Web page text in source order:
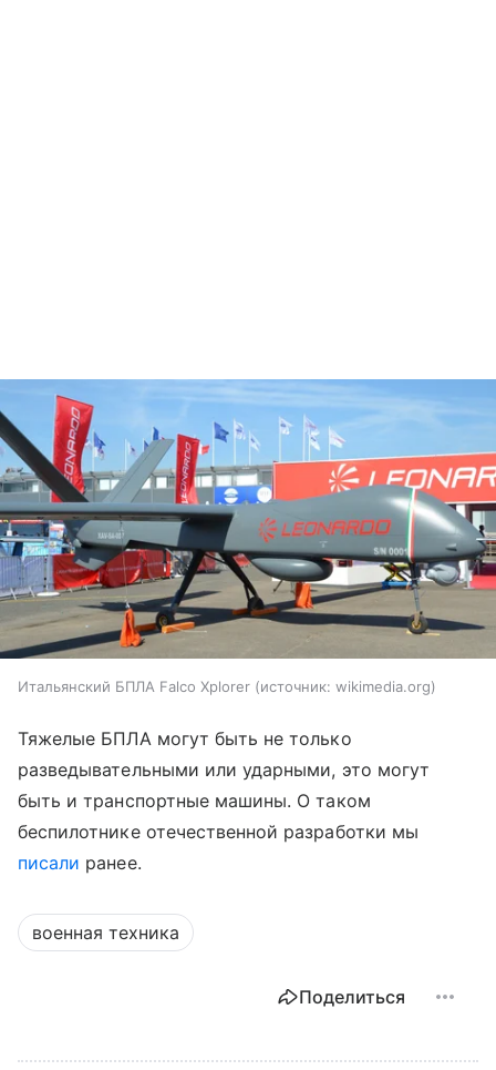
Итальянский БПЛА Falco Xplorer источник: wikimedia.org
Тяжелые БПЛА могут быть не только
разведывательными или ударными, это могут
быть и транспортные машины. О таком
беспилотнике отечественной разработки мы
писали ранее.
военная техника
Поделиться